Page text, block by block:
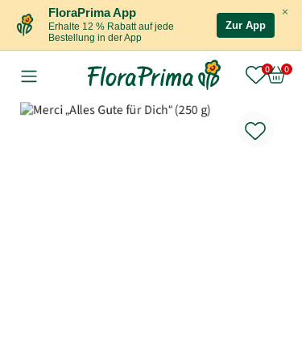
×
FloraPrima App
Erhalte 12 % Rabatt auf jede
Bestellung in der App
Zur App